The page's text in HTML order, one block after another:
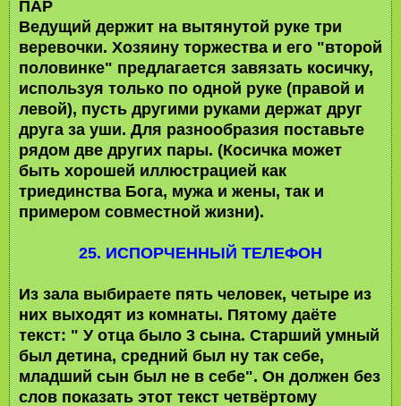
ПАР
Ведущий держит на вытянутой руке три
веревочки. Хозяину торжества и его "второй
половинке" предлагается завязать косичку,
используя только по одной руке (правой и
левой), пусть другими руками держат друг
друга за уши. Для разнообразия поставьте
рядом две других пары. (Косичка может
быть хорошей иллюстрацией как
триединства Бога, мужа и жены, так и
примером совместной жизни).
25. ИСПОРЧЕННЫЙ ТЕЛЕФОН
Из зала выбираете пять человек, четыре из
них выходят из комнаты. Пятому даёте
текст: " У отца было 3 сына. Старший умный
был детина, средний был ну так себе,
младший сын был не в себе". Он должен без
слов показать этот текст четвёртому